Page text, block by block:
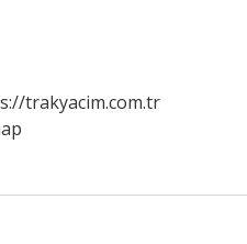
trakyacim.com.tr